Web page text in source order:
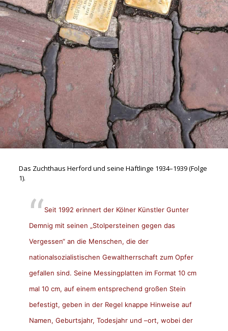
Das Zuchthaus Herford und seine Häftlinge 1934–1939 (Folge
1).
Seit 1992 erinnert der Kölner Künstler Gunter
Demnig mit seinen „Stolpersteinen gegen das
Vergessen“ an die Menschen, die der
nationalsozialistischen Gewaltherrschaft zum Opfer
gefallen sind. Seine Messingplatten im Format 10 cm
mal 10 cm, auf einem entsprechend großen Stein
befestigt, geben in der Regel knappe Hinweise auf
Namen, Geburtsjahr, Todesjahr und –ort, wobei der